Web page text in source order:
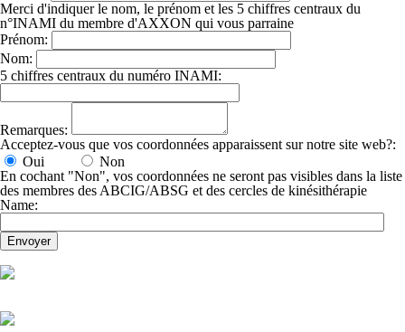
Merci d'indiquer le nom, le prénom et les 5 chiffres centraux du
n°INAMI du membre d'AXXON qui vous parraine
Prénom:
Nom:
5 chiffres centraux du numéro INAMI:
Remarques:
Acceptez-vous que vos coordonnées apparaissent sur notre site web?:
Oui
Non
En cochant "Non", vos coordonnées ne seront pas visibles dans la liste
des membres des ABCIG/ABSG et des cercles de kinésithérapie
Name: